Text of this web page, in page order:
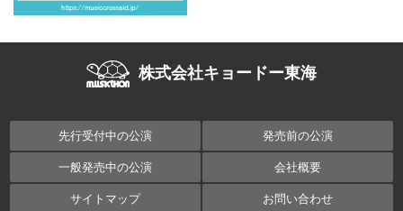
株式会社キョードー東海
先行受付中の公演 発売前の公演
一般発売中の公演 会社概要
サイトマップ お問い合わせ